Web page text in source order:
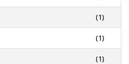
(1)
(1)
(1)